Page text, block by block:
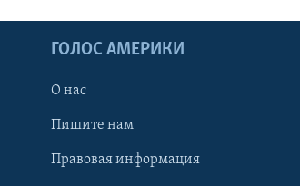
ГОЛОС АМЕРИКИ
О нас
Пишите нам
Правовая информация